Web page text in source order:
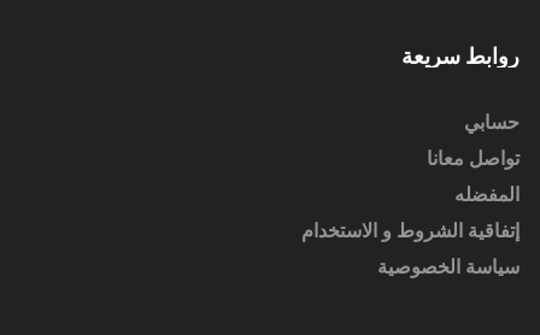
روابط سريعة
حسابي
تواصل معانا
المفضله
إتفاقية الشروط و الاستخدام
سياسة الخصوصية